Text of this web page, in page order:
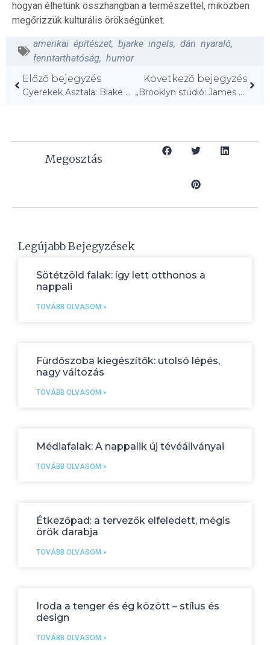
hogyan élhetünk összhangban a természettel, miközben
megőrizzük kulturális örökségünket.
amerikai építészet, bjarke ingels, dán nyaraló,
fenntarthatóság, humor
Előző bejegyzés
Gyerekek Asztala: Blake Griffin Ünnepi Trükkje!
Következő bejegyzés
„Brooklyn stúdió: James Cherry ‘Embryonic’ világítása”
Megosztás
Legújabb Bejegyzések
Sötétzöld falak: így lett otthonos a
nappali
TOVÁBB OLVASOM »
Fürdőszoba kiegészítők: utolsó lépés,
nagy változás
TOVÁBB OLVASOM »
Médiafalak: A nappalik új tévéállványai
TOVÁBB OLVASOM »
Étkezőpad: a tervezők elfeledett, mégis
örök darabja
TOVÁBB OLVASOM »
Iroda a tenger és ég között – stílus és
design
TOVÁBB OLVASOM »